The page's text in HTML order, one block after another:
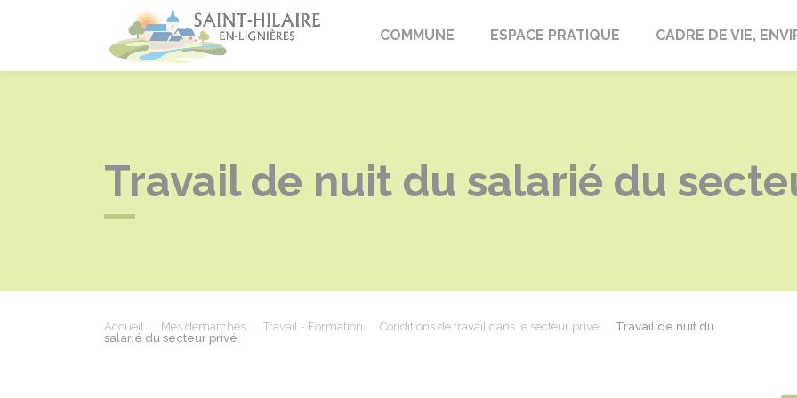
Saint-Hilaire-en-Lignières
COMMUNE ESPACE PRATIQUE CADRE DE VIE,
Travail de nuit du salarié du
Accueil Mes démarches Travail - Formation Conditions de travail dans le secteur privé
Travail de nuit du
salarié du secteur privé